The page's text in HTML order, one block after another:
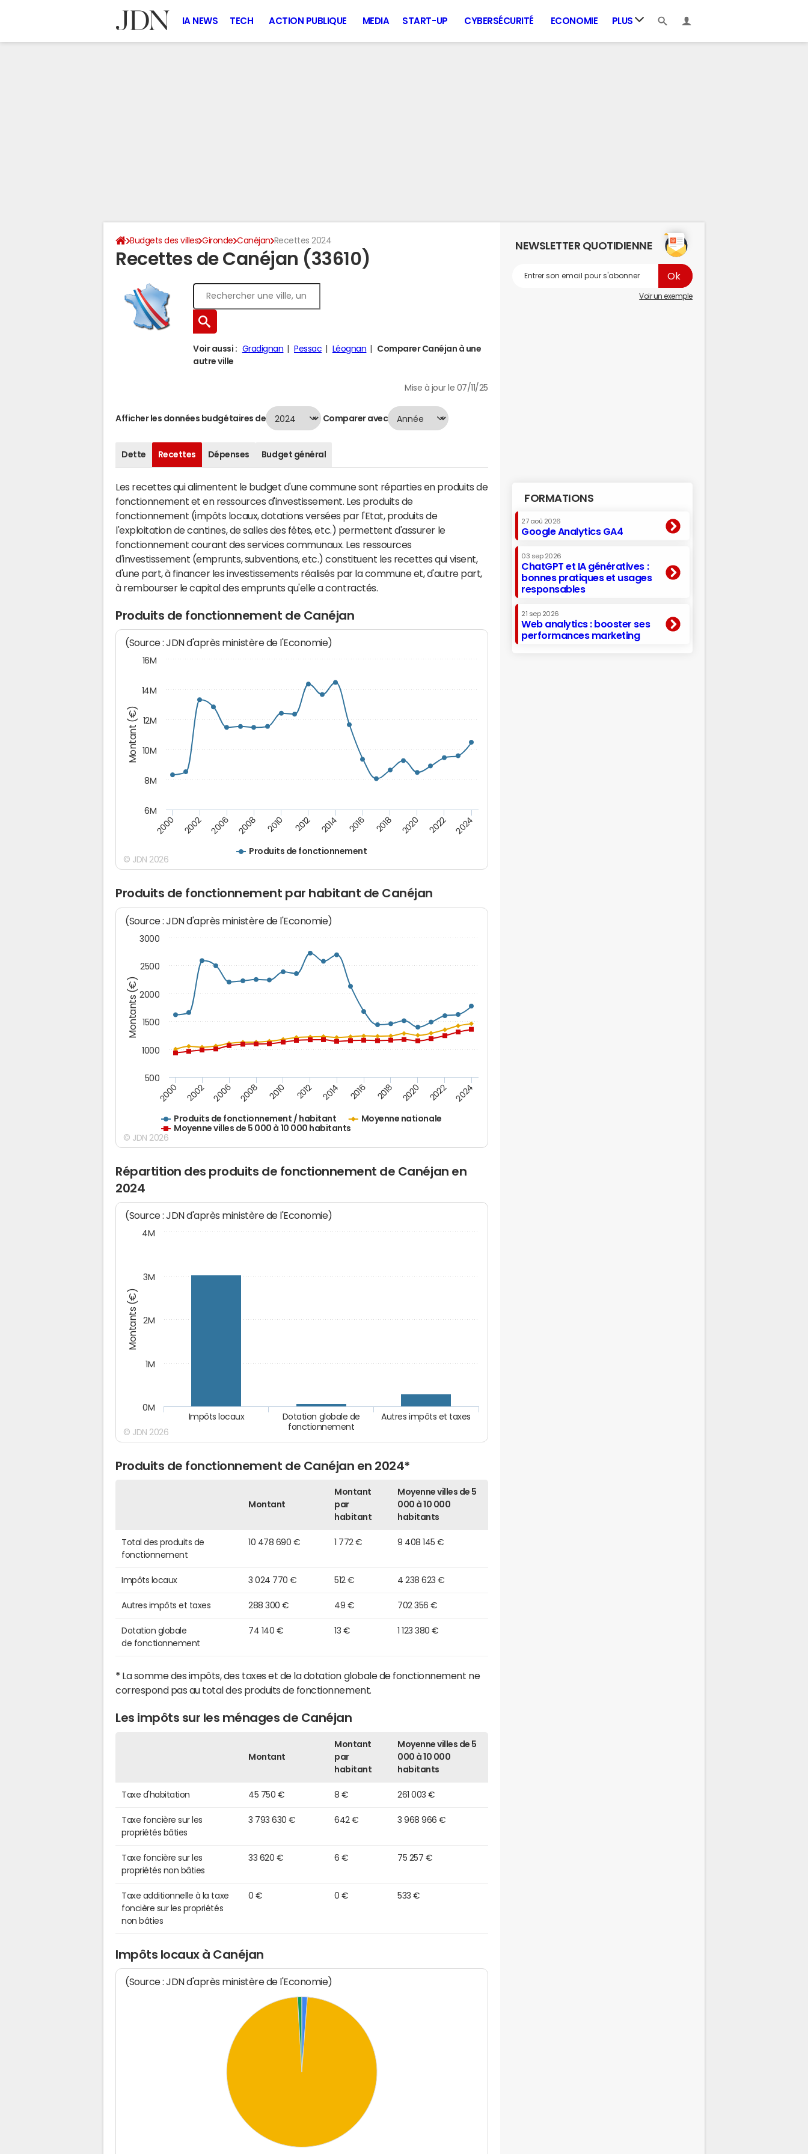
IA NEWS TECH ACTION PUBLIQUE MEDIA START-UP CYBERSÉCURITÉ ECONOMIE PLUS
Budgets des villes Gironde Canéjan Recettes 2024
Recettes de Canéjan (33610)
Voir aussi : Gradignan Pessac Léognan
Comparer Canéjan à une
autre ville
Mise à jour le 07/11/25
Afficher les données budgétaires de Comparer avec
Dette Recettes Dépenses Budget général
Les recettes qui alimentent le budget d'une commune sont réparties en produits de
fonctionnement et en ressources d'investissement. Les produits de
fonctionnement (impôts locaux, dotations versées par l'Etat, produits de
l'exploitation de cantines, de salles des fêtes, etc.) permettent d'assurer le
fonctionnement courant des services communaux. Les ressources
d'investissement (emprunts, subventions, etc.) constituent les recettes qui visent,
d'une part, à financer les investissements réalisés par la commune et, d'autre part,
à rembourser le capital des emprunts qu'elle a contractés.
Produits de fonctionnement de Canéjan
Montant (€)
(Source : JDN d'après ministère de l'Economie)
Produits de fonctionnement
2000 2002 2006 2008 2010 2012 2014 2016 2018 2020 2022 2024
6M
8M
10M
12M
14M
16M
© JDN 2026
Produits de fonctionnement par habitant de Canéjan
Montants (€)
(Source : JDN d'après ministère de l'Economie)
Produits de fonctionnement / habitant
Moyenne nationale
Moyenne villes de 5 000 à 10 000 habitants
2000 2002 2006 2008 2010 2012 2014 2016 2018 2020 2022 2024
500
1000
1500
2000
2500
3000
© JDN 2026
Répartition des produits de fonctionnement de Canéjan en
2024
Montants (€)
(Source : JDN d'après ministère de l'Economie)
Autres impôts et taxes
Dotation globale de
fonctionnement
Impôts locaux
0M
1M
2M
3M
4M
© JDN 2026
Produits de fonctionnement de Canéjan en 2024*
Montant
Montant
par
habitant
Moyenne villes de 5
000 à 10 000
habitants
Total des produits de
fonctionnement
10 478 690 € 1 772 € 9 408 145 €
Impôts locaux 3 024 770 € 512 € 4 238 623 €
Autres impôts et taxes 288 300 € 49 € 702 356 €
Dotation globale
de fonctionnement
74 140 € 13 € 1 123 380 €
* La somme des impôts, des taxes et de la dotation globale de fonctionnement ne
correspond pas au total des produits de fonctionnement.
Les impôts sur les ménages de Canéjan
Montant
Montant
par
habitant
Moyenne villes de 5
000 à 10 000
habitants
Taxe d'habitation 45 750 € 8 € 261 003 €
Taxe foncière sur les
propriétés bâties
3 793 630 € 642 € 3 968 966 €
Taxe foncière sur les
propriétés non bâties
33 620 € 6 € 75 257 €
Taxe additionnelle à la taxe
foncière sur les propriétés
non bâties
0 € 0 € 533 €
Impôts locaux à Canéjan
(Source : JDN d'après ministère de l'Economie)
NEWSLETTER QUOTIDIENNE
Voir un exemple
FORMATIONS
27 aoû 2026
Google Analytics GA4
03 sep 2026
ChatGPT et IA génératives :
bonnes pratiques et usages
responsables
21 sep 2026
Web analytics : booster ses
performances marketing